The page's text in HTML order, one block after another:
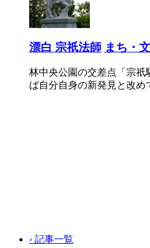
漂白 宗祇法師 まち・
林中央公園の交差点「宗
ば自分自身の新発見と改
› 記事一覧